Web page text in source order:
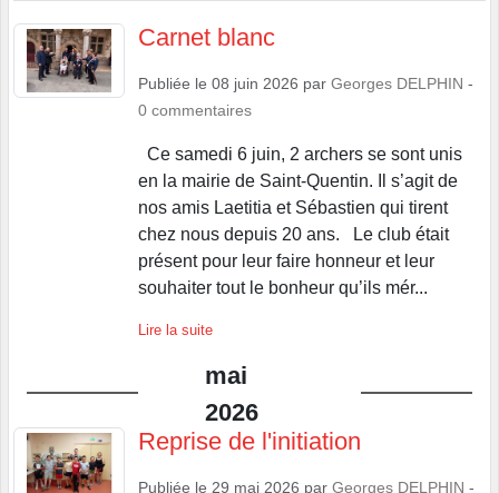
Carnet blanc
Publiée le 08 juin 2026 par Georges DELPHIN -
0 commentaires
Ce samedi 6 juin, 2 archers se sont unis
en la mairie de Saint-Quentin. Il s’agit de
nos amis Laetitia et Sébastien qui tirent
chez nous depuis 20 ans. Le club était
présent pour leur faire honneur et leur
souhaiter tout le bonheur qu’ils mér...
Lire la suite
mai
2026
Reprise de l'initiation
Publiée le 29 mai 2026 par Georges DELPHIN -